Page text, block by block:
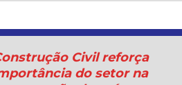
Civil reforça
do setor na